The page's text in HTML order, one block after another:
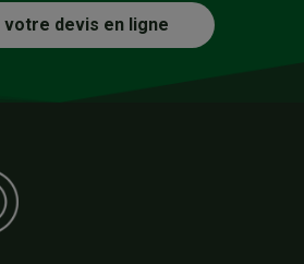
votre devis en ligne